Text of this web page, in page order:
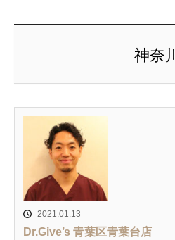
神奈川
2021.01.13
Dr.Give’s 青葉区青葉台店